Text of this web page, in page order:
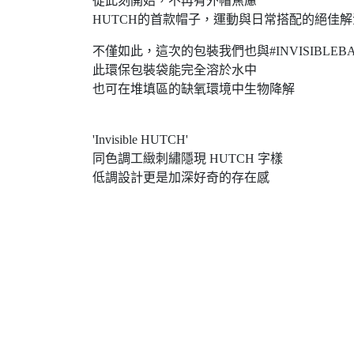
HUTCH的首款帽子，運動與日常搭配的絕佳
不僅如此，這次的包裝我們也與
此環保包裝袋能完全溶於水中
也可在堆填區的缺氧環境中生物降解
'Invisible HUTCH'
同色調工緻刺繡隱現 HUTCH 字樣
低調設計更是加深好奇的存在感